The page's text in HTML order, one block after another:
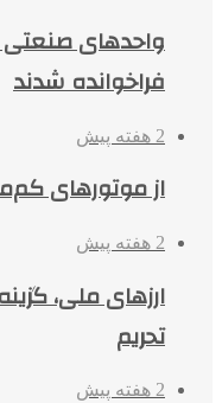
واحدهای صنعتی
فراخوانده شدند
2 هفته پیش
از موتورهای
2 هفته پیش
ارزهای ملی،
تحریم
2 هفته پیش